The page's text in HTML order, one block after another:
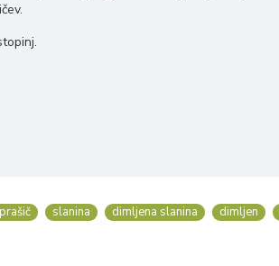
prašič slanina dimljena slanina dimljen